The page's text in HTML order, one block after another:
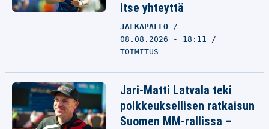
itse yhteyttä
JALKAPALLO
08.08.2026 - 18:11
TOIMITUS
Jari-Matti Latvala teki
poikkeuksellisen ratkaisun
Suomen MM-rallissa –